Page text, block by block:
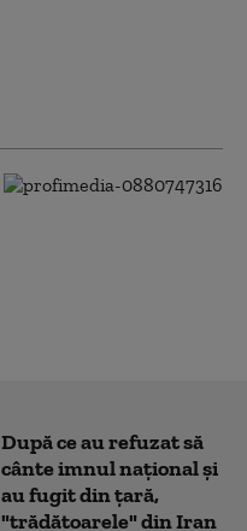
După ce au refuzat să
cânte imnul naţional şi
au fugit din ţară,
"trădătoarele" din Iran